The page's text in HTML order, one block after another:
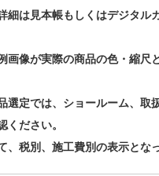
細は見本帳もしくはデジタル
画像が実際の商品の色・縮尺
選定では、ショールーム、取
ください。
、税別、施工費別の表示とな